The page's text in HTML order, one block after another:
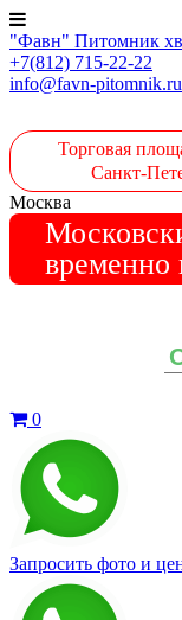
"Фавн" Питомник
+7(812) 715-22-22
info@favn-pitomnik.ru
Торговая
Санкт-
Москва
временно
0
Запросить фото и